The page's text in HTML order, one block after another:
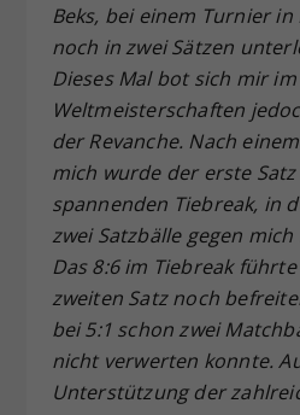
Beks, bei einem Turnier
noch in zwei Sätzen
Dieses Mal bot sich mir
Weltmeisterschaften
der Revanche. Nach
mich wurde der erste
spannenden Tiebreak, in
zwei Satzbälle gegen
Das 8:6 im Tiebreak
zweiten Satz noch
bei 5:1 schon zwei
nicht verwerten konnte.
Unterstützung der